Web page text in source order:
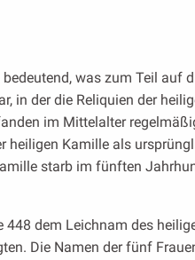
was zum Teil auf
in der die Reliquien der
im Mittelalter
heiligen Kamille als
starb im fünften
448 dem Leichnam des
Die Namen der fünf